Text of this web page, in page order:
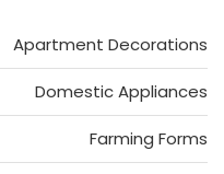
Apartment Decorations
Domestic Appliances
Farming Forms